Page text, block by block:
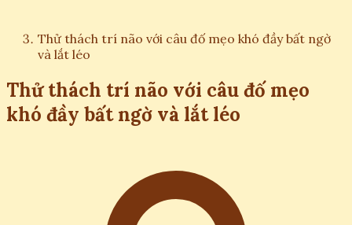
Thử thách trí não với câu đố mẹo khó đầy bất ngờ
và lắt léo
Thử thách trí não với câu đố mẹo
khó đầy bất ngờ và lắt léo